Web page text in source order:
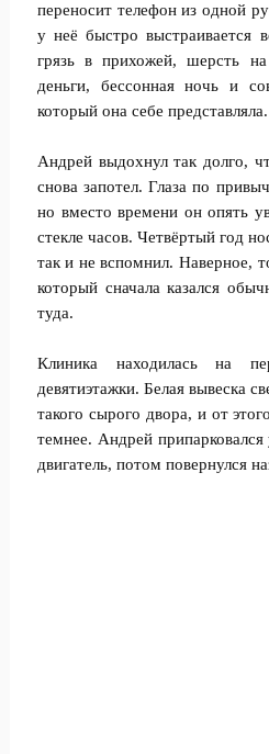
переносит телефон из одной
у неё быстро выстраивается
грязь в прихожей, шерсть на
деньги, бессонная ночь и
который она себе представляла.
Андрей выдохнул так долго,
снова запотел. Глаза по
но вместо времени он опять
стекле часов. Четвёртый год
так и не вспомнил. Наверное,
который сначала казался
туда.
Клиника находилась на
девятиэтажки. Белая вывеска
такого сырого двора, и от
темнее. Андрей
двигатель, потом повернулся